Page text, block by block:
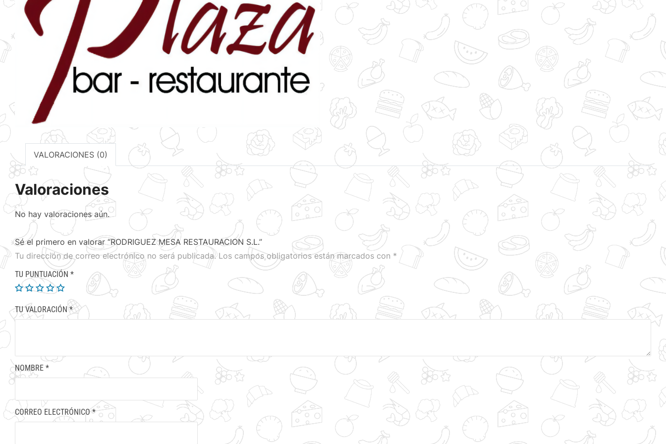
VALORACIONES (0)
Valoraciones
No hay valoraciones aún.
Sé el primero en valorar “RODRIGUEZ MESA RESTAURACION S.L.”
Tu dirección de correo electrónico no será publicada. Los campos obligatorios están marcados con *
TU PUNTUACIÓN *
TU VALORACIÓN*
NOMBRE *
CORREO ELECTRÓNICO*